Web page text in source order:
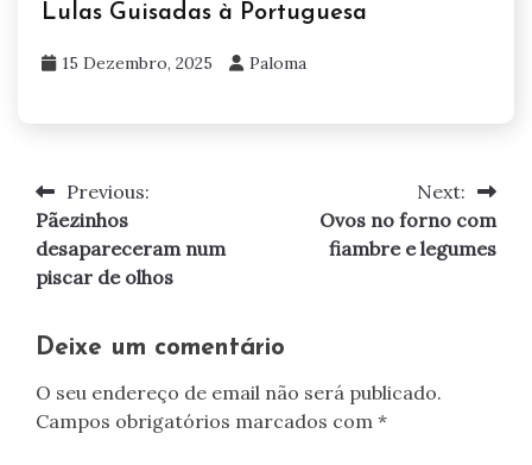
Lulas Guisadas à Portuguesa
15 Dezembro, 2025 Paloma
Navegação
de
artigos
Previous:
Pãezinhos
desapareceram num
piscar de olhos
Next:
Ovos no forno com
fiambre e legumes
Deixe um comentário
O seu endereço de email não será publicado.
Campos obrigatórios marcados com *